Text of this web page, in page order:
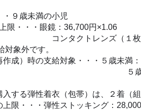
・９歳未満の小児
・・眼鏡：36,700円×1.06
レンズ（１枚）：
象外です。
時の支給対象・・・５歳未満：
：更新前の装着
する弾性着衣（包帯）は、２着（
・・弾性ストッキング：28,000円